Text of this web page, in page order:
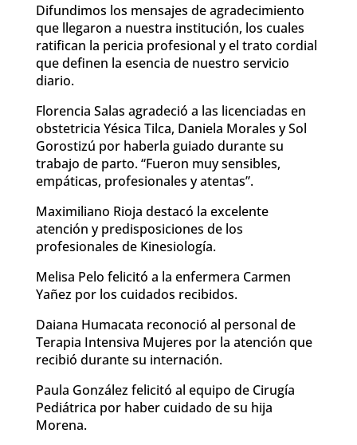
Difundimos los mensajes de agradecimiento
que llegaron a nuestra institución, los cuales
ratifican la pericia profesional y el trato cordial
que definen la esencia de nuestro servicio
diario.
Florencia Salas agradeció a las licenciadas en
obstetricia Yésica Tilca, Daniela Morales y Sol
Gorostizú por haberla guiado durante su
trabajo de parto. “Fueron muy sensibles,
empáticas, profesionales y atentas”.
Maximiliano Rioja destacó la excelente
atención y predisposiciones de los
profesionales de Kinesiología.
Melisa Pelo felicitó a la enfermera Carmen
Yañez por los cuidados recibidos.
Daiana Humacata reconoció al personal de
Terapia Intensiva Mujeres por la atención que
recibió durante su internación.
Paula González felicitó al equipo de Cirugía
Pediátrica por haber cuidado de su hija
Morena.